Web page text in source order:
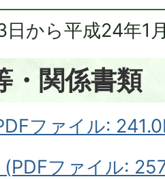
日から平成24年1
・関係書類
ファイル:
ファイル: